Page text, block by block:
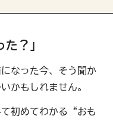
？」
なった今、そう聞か
かもしれません。
初めてわかる“おも